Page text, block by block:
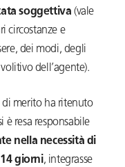
soggettiva (vale
circostanze e
dei modi, degli
dell’agente).
merito ha ritenuto
è resa responsabile
nella necessità di
giorni, integrasse